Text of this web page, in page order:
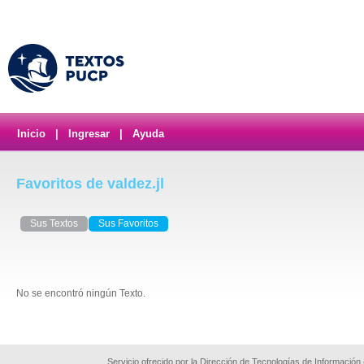
Inicio Ingresar Ayuda
Favoritos de valdez.jl
Sus Textos Sus Favoritos
No se encontró ningún Texto.
Servicio ofrecido por la Dirección de Tecnologías de